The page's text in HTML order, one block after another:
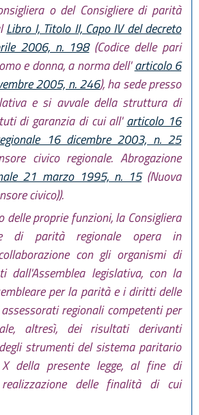
o del Consigliere di parità
Libro I, Titolo II, Capo IV del decreto
2006, n. 198(Codice delle pari
e donna, a norma dell'articolo 6
2005, n. 246), ha sede presso
e si avvale della struttura di
di garanzia di cui all'articolo 16
16 dicembre 2003, n. 25
civico regionale. Abrogazione
21 marzo 1995, n. 15(Nuova
civico)).
delle proprie funzioni, la Consigliera
di parità regionale opera in
con gli organismi di
dall'Assemblea legislativa, con la
per la parità e i diritti delle
regionali competenti per
altresì, dei risultati derivanti
strumenti del sistema paritario
della presente legge, al fine di
delle finalità di cui